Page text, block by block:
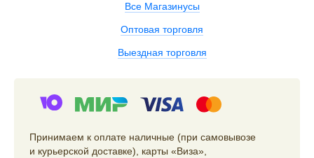
Все Магазинусы
Оптовая торговля
Выездная торговля
Принимаем к оплате наличные (при самовывозе
и курьерской доставке), карты «Виза»,